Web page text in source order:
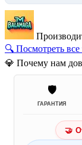
🔍 Посмотреть
💎 Почему нам
🛡️
ГАРАНТИЯ
🤝